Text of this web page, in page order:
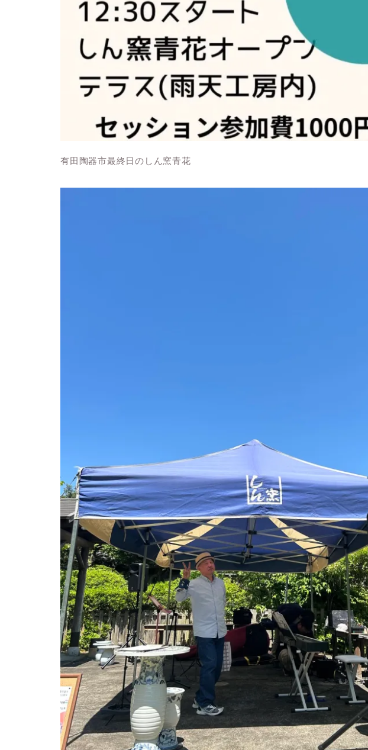
有田陶器市最終日のしん窯青花